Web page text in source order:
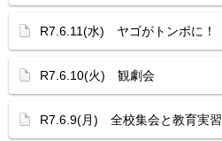
R7.6.11(水) ヤゴがトンボに！
R7.6.10(火) 観劇会
R7.6.9(月) 全校集会と教育実習